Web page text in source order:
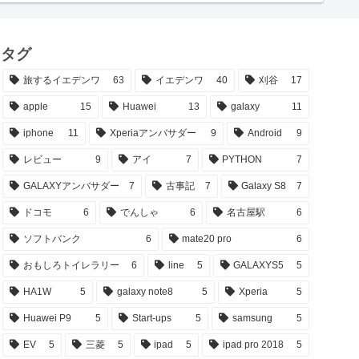
タグ
旅するイエデンワ 63 イエデンワ 40 刈谷 17
apple 15 Huawei 13 galaxy 11
iphone 11 Xperiaアンバサダー 9 Android 9
レビュー 9 アイ 7 PYTHON 7
GALAXYアンバサダー 7 古事記 7 Galaxy S8 7
ドコモ 6 でんしゃ 6 名古屋駅 6
ソフトバンク 6 mate20 pro 6
おもしろトイレラリー 6 line 5 GALAXYS5 5
HA1W 5 galaxy note8 5 Xperia 5
Huawei P9 5 Start-ups 5 samsung 5
EV 5 三菱 5 ipad 5 ipad pro 2018 5